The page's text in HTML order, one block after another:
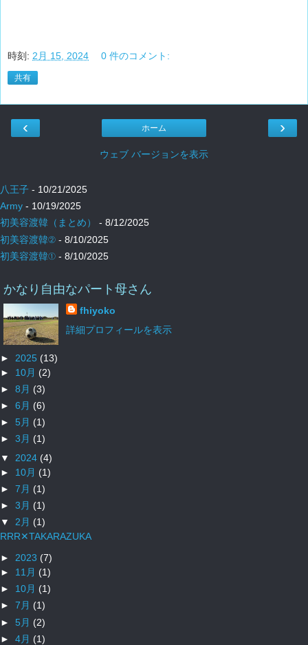
時刻: 2月 15, 2024 0 件のコメント:
共有
‹ ›
ホーム
ウェブ バージョンを表示
八王子 - 10/21/2025
Army - 10/19/2025
初美容渡韓（まとめ）
- 8/12/2025
初美容渡韓② - 8/10/2025
初美容渡韓① - 8/10/2025
かなり自由なパート母さん
fhiyoko
詳細プロフィールを表示
► 2025 (13)
► 10月 (2)
► 8月 (3)
► 6月 (6)
► 5月 (1)
► 3月 (1)
▼ 2024 (4)
► 10月 (1)
► 7月 (1)
► 3月 (1)
▼ 2月 (1)
RRR✕TAKARAZUKA
► 2023 (7)
► 11月 (1)
► 10月 (1)
► 7月 (1)
► 5月 (2)
► 4月 (1)